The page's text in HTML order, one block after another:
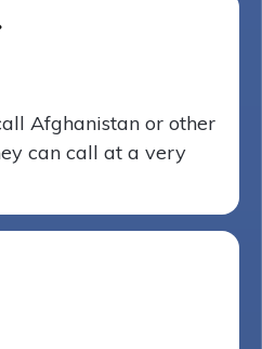
Afghanistan or other
can call at a very